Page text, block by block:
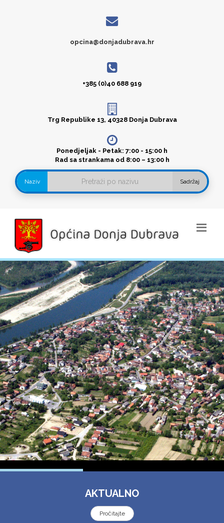
opcina@donjadubrava.hr
+385 (0)40 688 919
Trg Republike 13, 40328 Donja Dubrava
Ponedjeljak - Petak: 7:00 - 15:00 h
Rad sa strankama od 8:00 – 13:00 h
Naziv Sadržaj
AKTUALNO
Pročitajte